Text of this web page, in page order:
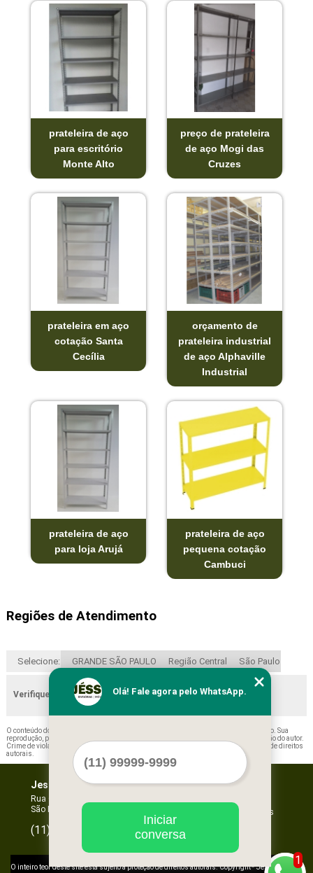
prateleira de aço
para escritório
Monte Alto
preço de prateleira
de aço Mogi das
Cruzes
prateleira em aço
cotação Santa
Cecília
orçamento de
prateleira industrial
de aço Alphaville
Industrial
prateleira de aço
para loja Arujá
prateleira de aço
pequena cotação
Cambuci
Regiões de Atendimento
Selecione: GRANDE SÃO PAULO Região Central São Paulo
Verifique as regiões que atendemos
O conteúdo do texto "
" é de direito reservado. Sua
reprodução, parcial ou total, mesmo citando nossos links, é proibida sem a autorização do autor.
Crime de violação de direito autoral – artigo 184 do Código Penal –
Lei 9610/98 - Lei de direitos
autorais
Jessica Forros e Divisórias
Rua Oscar Horta, 269 - Mooca
São Paulo - SP - CEP: 03105-110
(11)
Serviços
O inteiro teor deste site está sujeito à proteção de direitos autorais. Copyright Jessica
1
Olá! Fale agora pelo WhatsApp.
Iniciar
conversa